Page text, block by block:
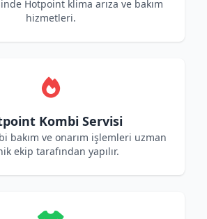
Hotpoint klima arıza ve bakım
hizmetleri.
Kombi Servisi
bakım ve onarım işlemleri uzman
ekip tarafından yapılır.